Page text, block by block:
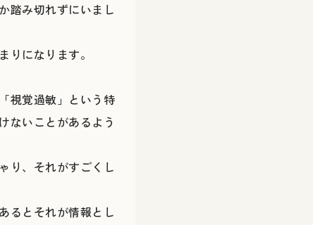
踏み切れずにいまし
になります。
視覚過敏」という特
ないことがあるよう
り、それがすごくし
るとそれが情報とし